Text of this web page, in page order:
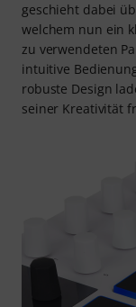
geschieht dabei
welchem nun ein
zu verwendeten
intuitive
robuste Design
seiner Kreativität